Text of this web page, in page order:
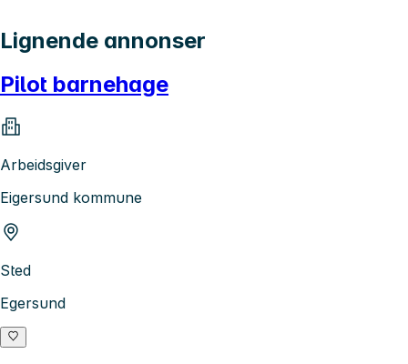
Lignende annonser
Pilot barnehage
Arbeidsgiver
Eigersund kommune
Sted
Egersund